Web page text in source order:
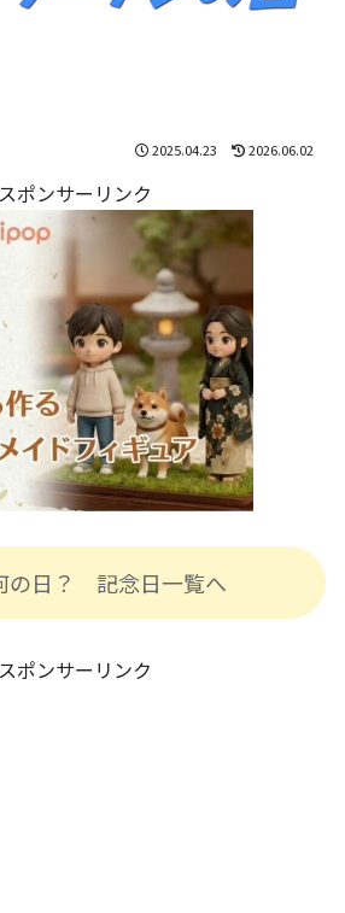
2025.04.23 2026.06.02
スポンサーリンク
の日？ 記念日一覧へ
スポンサーリンク